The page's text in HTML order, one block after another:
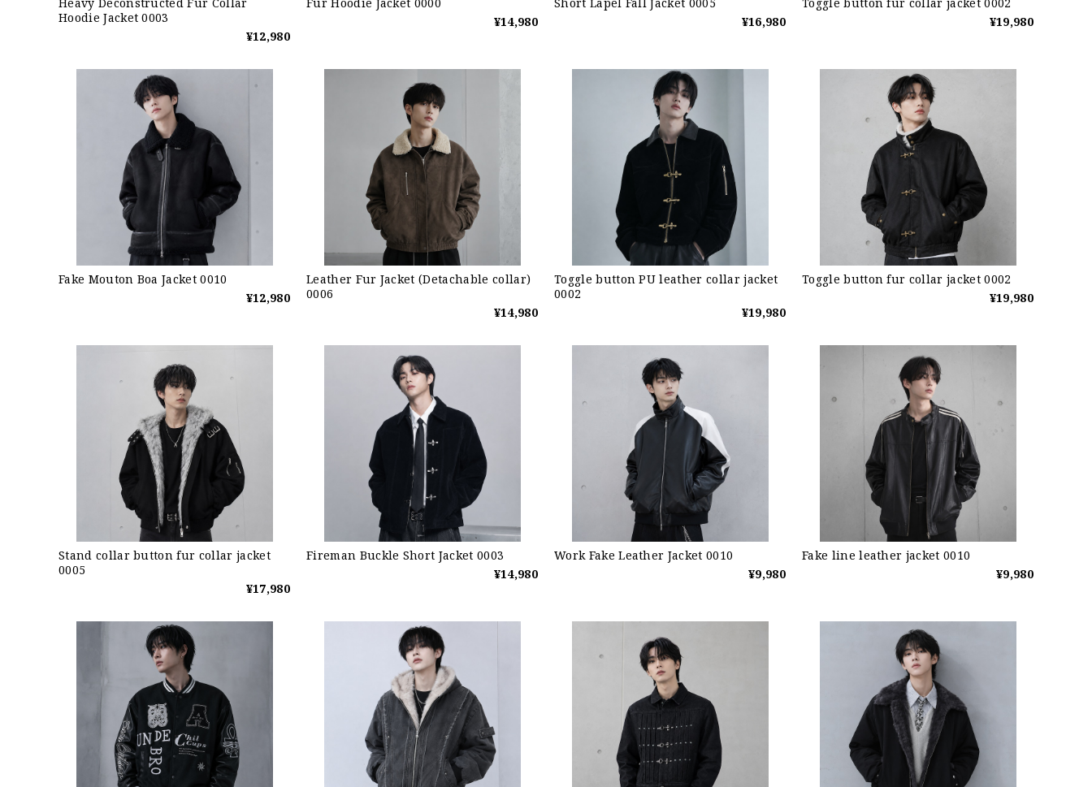
Hoodie Jacket 0003
¥12,980
¥14,980
¥16,980
¥19,980
Fake Mouton Boa Jacket 0010
¥12,980
Leather Fur Jacket (Detachable collar)
0006
¥14,980
Toggle button PU leather collar jacket
0002
¥19,980
Toggle button fur collar jacket 0002
¥19,980
Stand collar button fur collar jacket
0005
¥17,980
Fireman Buckle Short Jacket 0003
¥14,980
Work Fake Leather Jacket 0010
¥9,980
Fake line leather jacket 0010
¥9,980